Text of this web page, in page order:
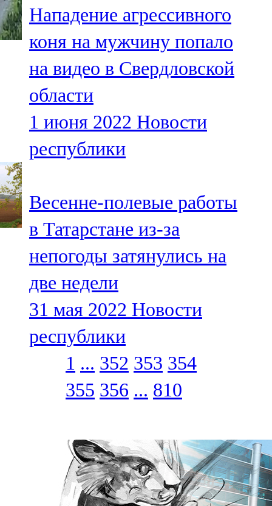
Нападение агрессивного
коня на мужчину попало
на видео в Свердловской
области
1 июня 2022 Новости
республики
Весенне-полевые работы
в Татарстане из-за
непогоды затянулись на
две недели
31 мая 2022 Новости
республики
1 ... 352 353 354
355 356 ... 810